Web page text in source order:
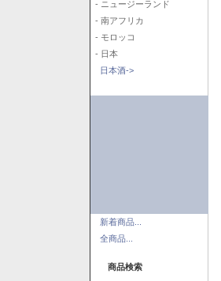
- ニュージーランド
- 南アフリカ
- モロッコ
- 日本
日本酒->
新着商品...
全商品...
商品検索